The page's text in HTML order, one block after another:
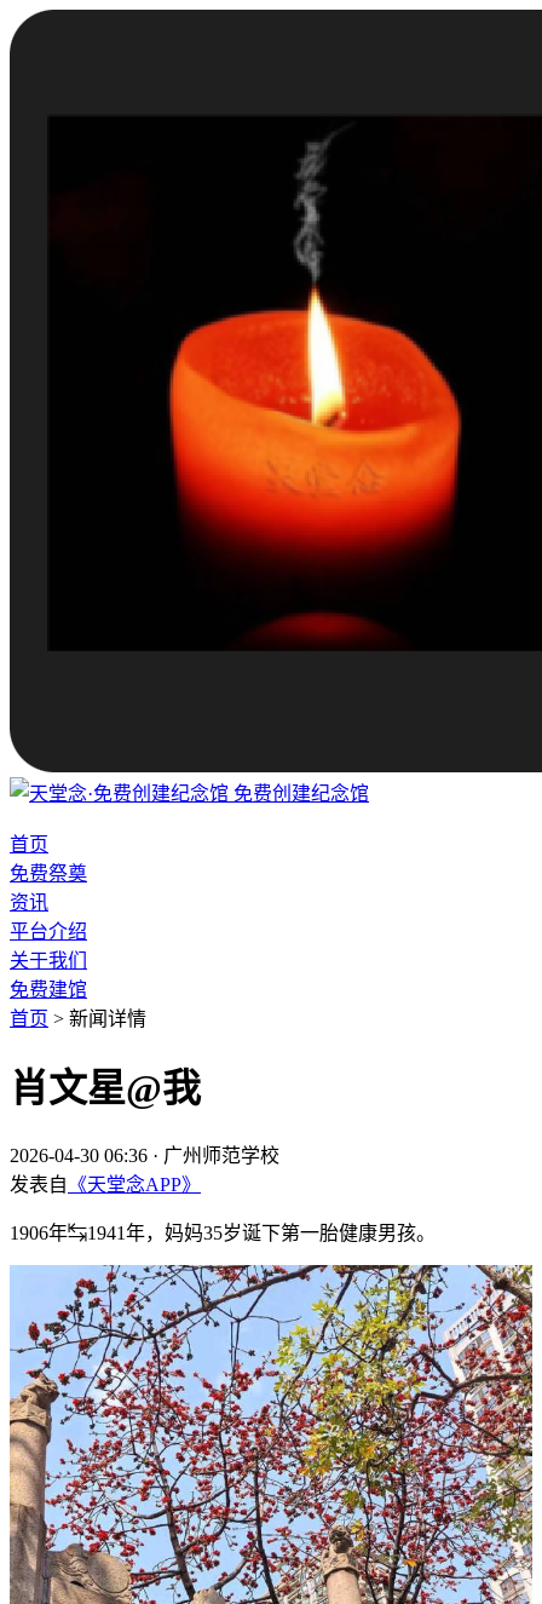
免费创建纪念馆
首页
免费祭奠
资讯
平台介绍
关于我们
免费建馆
首页 > 新闻详情
肖文星@我
2026-04-30 06:36 · 广州师范学校
发表自 《天堂念APP》
1906年↹1941年，妈妈35岁诞下第一胎健康男孩。